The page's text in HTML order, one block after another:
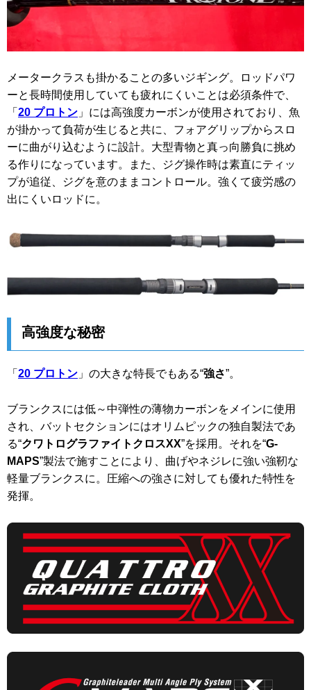
メータークラスも掛かることの多いジギング。ロッドパワ
ーと長時間使用していても疲れにくいことは必須条件で、
「 20 プロトン 」には高強度カーボンが使用されており、魚
が掛かって負荷が生じると共に、フォアグリップからスロ
ーに曲がり込むように設計。大型青物と真っ向勝負に挑め
る作りになっています。また、ジグ操作時は素直にティッ
プが追従、ジグを意のままコントロール。強くて疲労感の
出にくいロッドに。
高強度な秘密
「 20 プロトン 」の大きな特長でもある“強さ”。
ブランクスには低～中弾性の薄物カーボンをメインに使用
され、バットセクションにはオリムピックの独自製法であ
る“クワトログラファイトクロスXX”を採用。それを“G-
MAPS”製法で施すことにより、曲げやネジレに強い強靭な
軽量ブランクスに。圧縮への強さに対しても優れた特性を
発揮。